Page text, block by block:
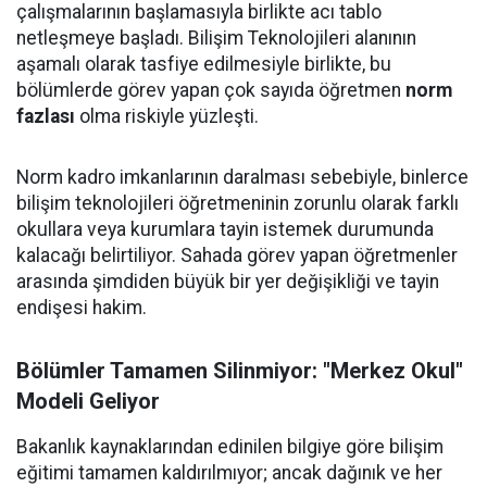
çalışmalarının başlamasıyla birlikte acı tablo
netleşmeye başladı. Bilişim Teknolojileri alanının
aşamalı olarak tasfiye edilmesiyle birlikte, bu
bölümlerde görev yapan çok sayıda öğretmen norm
fazlası olma riskiyle yüzleşti.
Norm kadro imkanlarının daralması sebebiyle, binlerce
bilişim teknolojileri öğretmeninin zorunlu olarak farklı
okullara veya kurumlara tayin istemek durumunda
kalacağı belirtiliyor. Sahada görev yapan öğretmenler
arasında şimdiden büyük bir yer değişikliği ve tayin
endişesi hakim.
Bölümler Tamamen Silinmiyor: "Merkez Okul"
Modeli Geliyor
Bakanlık kaynaklarından edinilen bilgiye göre bilişim
eğitimi tamamen kaldırılmıyor; ancak dağınık ve her